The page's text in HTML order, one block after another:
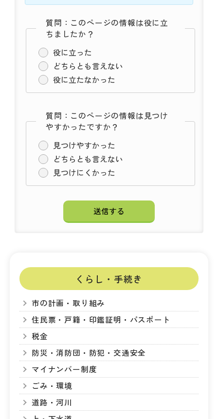
質問：このページの情報は役に立
ちましたか？
役に立った
どちらとも言えない
役に立たなかった
質問：このページの情報は見つけ
やすかったですか？
見つけやすかった
どちらとも言えない
見つけにくかった
くらし・手続き
市の計画・取り組み
住民票・戸籍・印鑑証明・パスポート
税金
防災・消防団・防犯・交通安全
マイナンバー制度
ごみ・環境
道路・河川